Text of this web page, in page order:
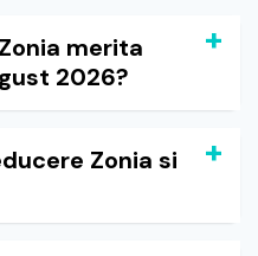
merita
2026?
Zonia si